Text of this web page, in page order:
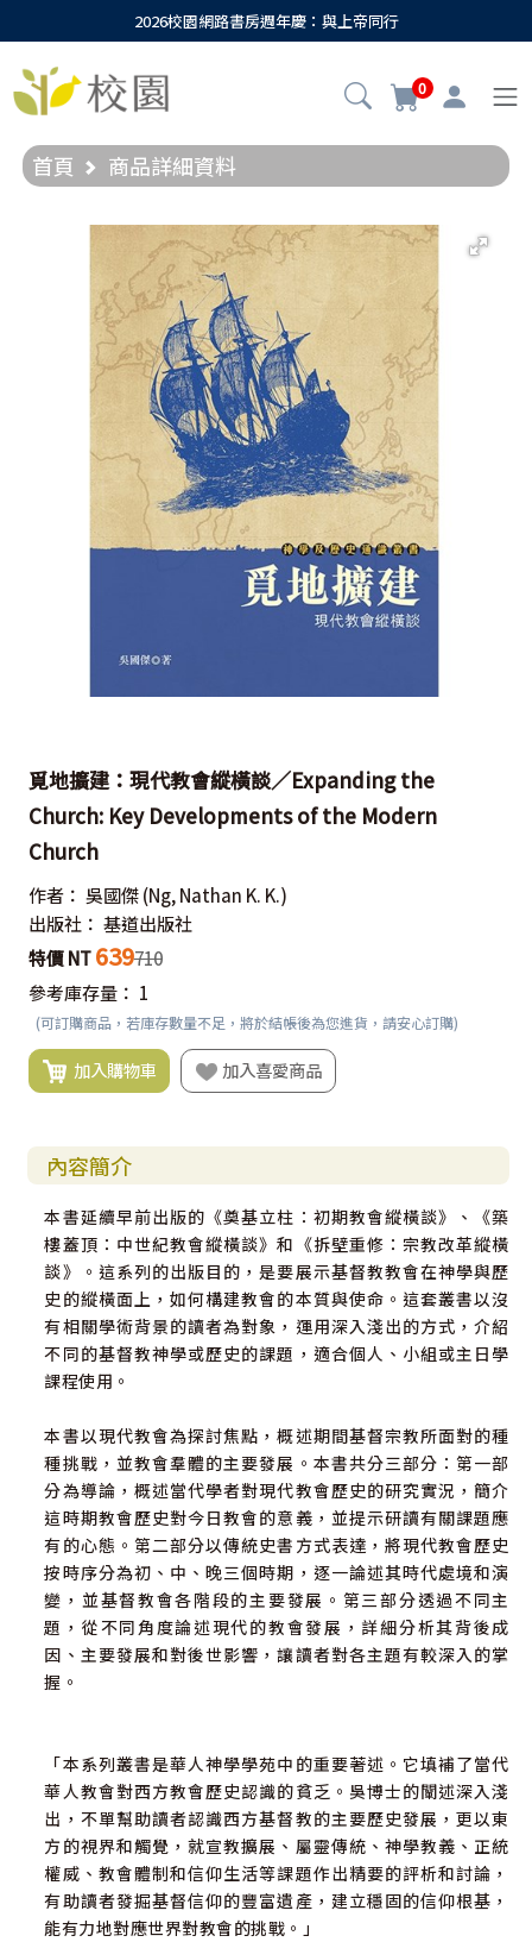
2026校園網路書房週年慶：與上帝同行
0
首頁 商品詳細資料
覓地擴建：現代教會縱橫談／Expanding the
Church: Key Developments of the Modern
Church
作者： 吳國傑 (Ng, Nathan K. K.)
出版社： 基道出版社
特價 NT 639710
參考庫存量： 1
(可訂購商品，若庫存數量不足，將於結帳後為您進貨，請安心訂購)
加入購物車 加入喜愛商品
內容簡介
本書延續早前出版的《奠基立柱：初期教會縱橫談》、《築
樓蓋頂：中世紀教會縱橫談》和《拆壁重修：宗教改革縱橫
談》。這系列的出版目的，是要展示基督教教會在神學與歷
史的縱橫面上，如何構建教會的本質與使命。這套叢書以沒
有相關學術背景的讀者為對象，運用深入淺出的方式，介紹
不同的基督教神學或歷史的課題，適合個人、小組或主日學
課程使用。
本書以現代教會為探討焦點，概述期間基督宗教所面對的種
種挑戰，並教會羣體的主要發展。本書共分三部分：第一部
分為導論，概述當代學者對現代教會歷史的研究實況，簡介
這時期教會歷史對今日教會的意義，並提示研讀有關課題應
有的心態。第二部分以傳統史書方式表達，將現代教會歷史
按時序分為初、中、晚三個時期，逐一論述其時代處境和演
變，並基督教會各階段的主要發展。第三部分透過不同主
題，從不同角度論述現代的教會發展，詳細分析其背後成
因、主要發展和對後世影響，讓讀者對各主題有較深入的掌
握。
「本系列叢書是華人神學學苑中的重要著述。它填補了當代
華人教會對西方教會歷史認識的貧乏。吳博士的闡述深入淺
出，不單幫助讀者認識西方基督教的主要歷史發展，更以東
方的視界和觸覺，就宣教擴展、屬靈傳統、神學教義、正統
權威、教會體制和信仰生活等課題作出精要的評析和討論，
有助讀者發掘基督信仰的豐富遺產，建立穩固的信仰根基，
能有力地對應世界對教會的挑戰。」